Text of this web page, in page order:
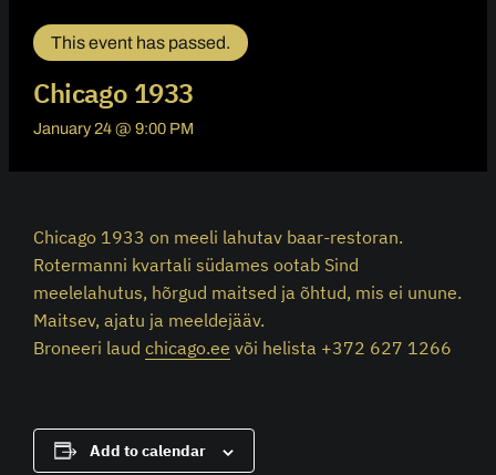
This event has passed.
Chicago 1933
January 24 @ 9:00 PM
Chicago 1933 on meeli lahutav baar-restoran.
Rotermanni kvartali südames ootab Sind
meelelahutus, hõrgud maitsed ja õhtud, mis ei unune.
Maitsev, ajatu ja meeldejääv.
Broneeri laudchicago.ee või helista +372 627 1266
Add to calendar